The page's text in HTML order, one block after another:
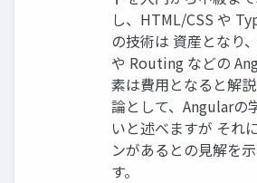
し、HTML/CSS や
の技術は 資産となり
や Routing などの
素は費用となると解
論として、Angularの
いと述べますが それ
ンがあるとの見解を
す。